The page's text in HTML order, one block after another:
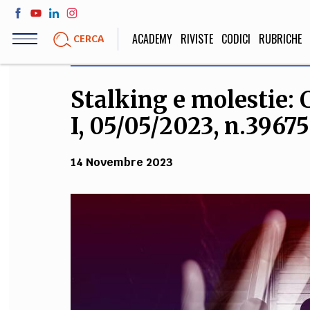
Salta
contenuto
CERCA ACADEMY RIVISTE CODICI RUBRICHE
LIFE STYLE
Sport, Cucina, Viaggi,
SOCIETÀ
Politica,
STORIA E
Scienze
umanistiche,
Stalking e molestie:
I, 05/05/2023, n.39675
14 Novembre 2023